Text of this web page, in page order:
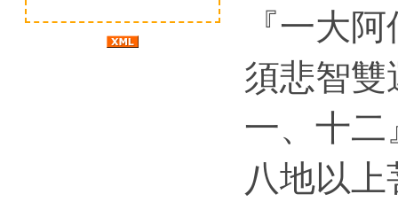
『一大
須悲智
一、十
八地以